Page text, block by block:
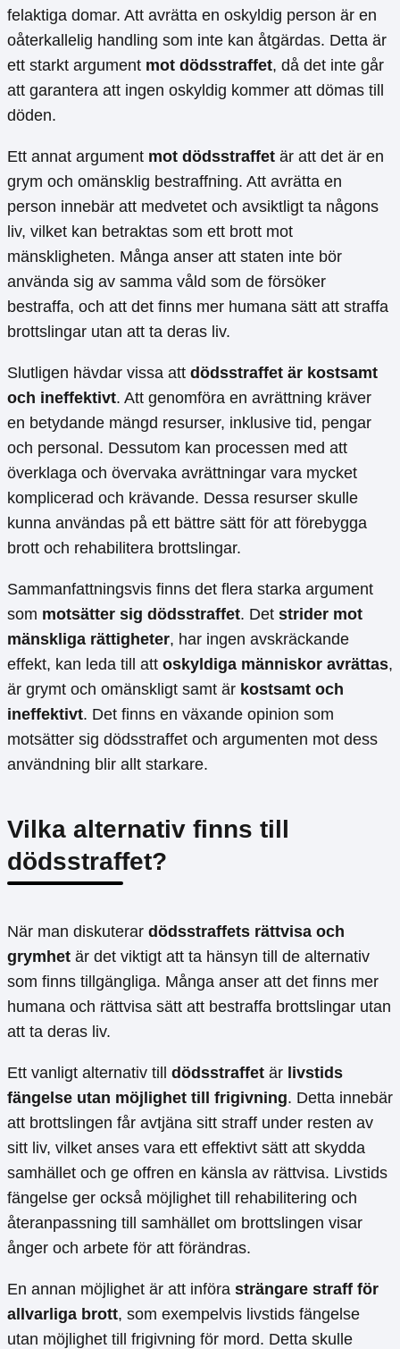
felaktiga domar. Att avrätta en oskyldig person är en
oåterkallelig handling som inte kan åtgärdas. Detta är
ett starkt argument mot dödsstraffet, då det inte går
att garantera att ingen oskyldig kommer att dömas till
döden.
Ett annat argument mot dödsstraffet är att det är en
grym och omänsklig bestraffning. Att avrätta en
person innebär att medvetet och avsiktligt ta någons
liv, vilket kan betraktas som ett brott mot
mänskligheten. Många anser att staten inte bör
använda sig av samma våld som de försöker
bestraffa, och att det finns mer humana sätt att straffa
brottslingar utan att ta deras liv.
Slutligen hävdar vissa att dödsstraffet är kostsamt
och ineffektivt. Att genomföra en avrättning kräver
en betydande mängd resurser, inklusive tid, pengar
och personal. Dessutom kan processen med att
överklaga och övervaka avrättningar vara mycket
komplicerad och krävande. Dessa resurser skulle
kunna användas på ett bättre sätt för att förebygga
brott och rehabilitera brottslingar.
Sammanfattningsvis finns det flera starka argument
som motsätter sig dödsstraffet. Det strider mot
mänskliga rättigheter, har ingen avskräckande
effekt, kan leda till att oskyldiga människor avrättas,
är grymt och omänskligt samt är kostsamt och
ineffektivt. Det finns en växande opinion som
motsätter sig dödsstraffet och argumenten mot dess
användning blir allt starkare.
Vilka alternativ finns till
dödsstraffet?
När man diskuterar dödsstraffets rättvisa och
grymhet är det viktigt att ta hänsyn till de alternativ
som finns tillgängliga. Många anser att det finns mer
humana och rättvisa sätt att bestraffa brottslingar utan
att ta deras liv.
Ett vanligt alternativ till dödsstraffet är livstids
fängelse utan möjlighet till frigivning. Detta innebär
att brottslingen får avtjäna sitt straff under resten av
sitt liv, vilket anses vara ett effektivt sätt att skydda
samhället och ge offren en känsla av rättvisa. Livstids
fängelse ger också möjlighet till rehabilitering och
återanpassning till samhället om brottslingen visar
ånger och arbete för att förändras.
En annan möjlighet är att införa strängare straff för
allvarliga brott, som exempelvis livstids fängelse
utan möjlighet till frigivning för mord. Detta skulle